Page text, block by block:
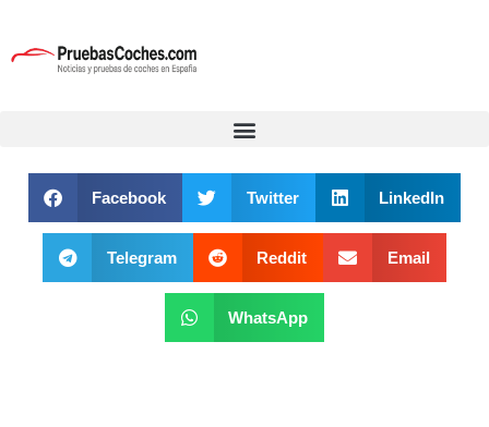
Facebook Twitter LinkedIn
Telegram Reddit Email
WhatsApp